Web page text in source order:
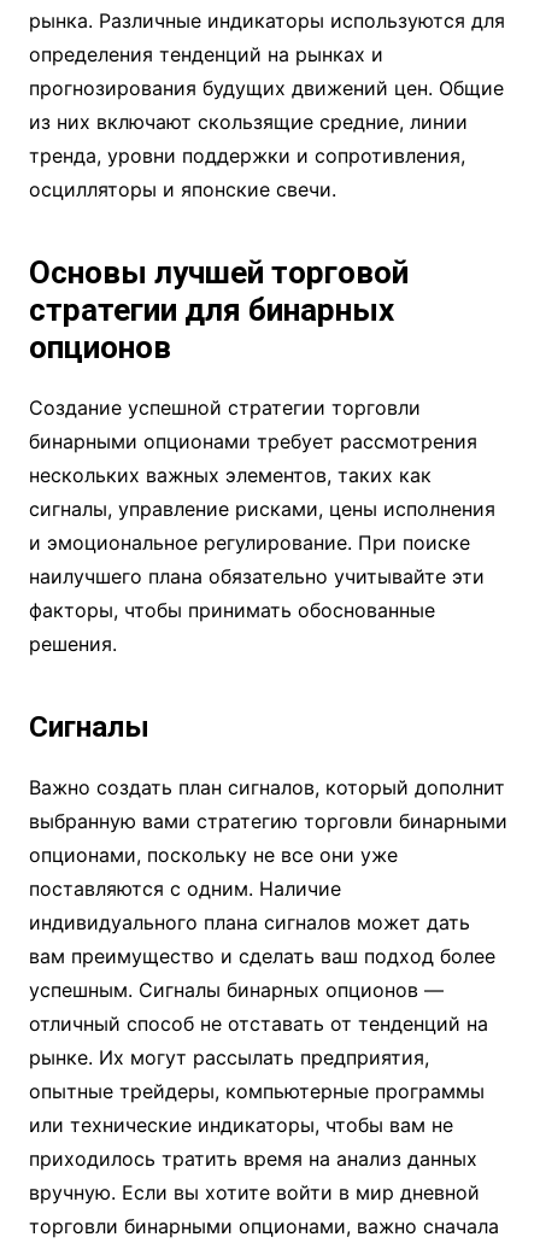
рынка. Различные индикаторы используются для
определения тенденций на рынках и
прогнозирования будущих движений цен. Общие
из них включают скользящие средние, линии
тренда, уровни поддержки и сопротивления,
осцилляторы и японские свечи.
Основы лучшей торговой
стратегии для бинарных
опционов
Создание успешной стратегии торговли
бинарными опционами требует рассмотрения
нескольких важных элементов, таких как
сигналы, управление рисками, цены исполнения
и эмоциональное регулирование. При поиске
наилучшего плана обязательно учитывайте эти
факторы, чтобы принимать обоснованные
решения.
Сигналы
Важно создать план сигналов, который дополнит
выбранную вами стратегию торговли бинарными
опционами, поскольку не все они уже
поставляются с одним. Наличие
индивидуального плана сигналов может дать
вам преимущество и сделать ваш подход более
успешным. Сигналы бинарных опционов —
отличный способ не отставать от тенденций на
рынке. Их могут рассылать предприятия,
опытные трейдеры, компьютерные программы
или технические индикаторы, чтобы вам не
приходилось тратить время на анализ данных
вручную. Если вы хотите войти в мир дневной
торговли бинарными опционами, важно сначала